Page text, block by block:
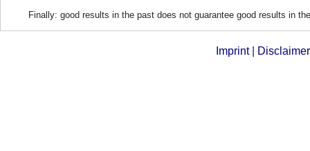
Finally: good results in the past does not guarantee good results in
Imprint| Disclaimer